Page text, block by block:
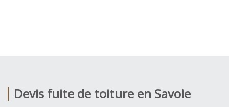
Devis fuite de toiture en Savoie